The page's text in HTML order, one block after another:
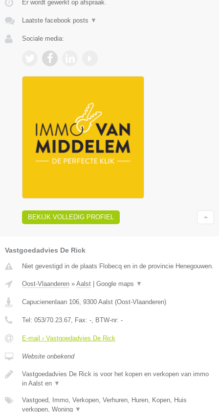
Er wordt gewerkt op afspraak.
Laatste facebook posts ▼
Sociale media:
BEKIJK VOLLEDIG PROFIEL
Vastgoedadvies De Rick
Niet gevestigd in de plaats Flobecq en in de provincie Henegouwen.
Oost-Vlaanderen » Aalst Google maps ▼
Capucienenlaan 106 9300 Aalst (Oost-Vlaanderen)
Tel: 053/70.23.67 , Fax: - , BTW-nr: -
E-mail › Vastgoedadvies De Rick
Website onbekend
Vastgoedadvies De Rick is voor het kopen en verkopen van immo
in Aalst en ▼
Vastgoed, Immo, Verkopen, Verhuren, Huren, Kopen, Huis
verkopen, Woning ▼